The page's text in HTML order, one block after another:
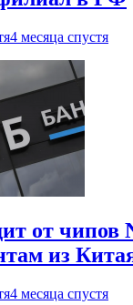
4 месяца спустя
от чипов
из
4 месяца спустя